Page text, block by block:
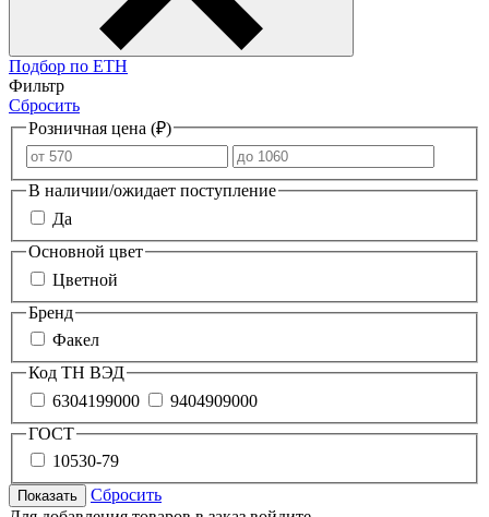
Подбор по ЕТН
Фильтр
Сбросить
Розничная цена (₽)
В наличии/ожидает поступление
Да
Основной цвет
Цветной
Бренд
Факел
Код ТН ВЭД
6304199000
9404909000
ГОСТ
10530-79
Показать
Сбросить